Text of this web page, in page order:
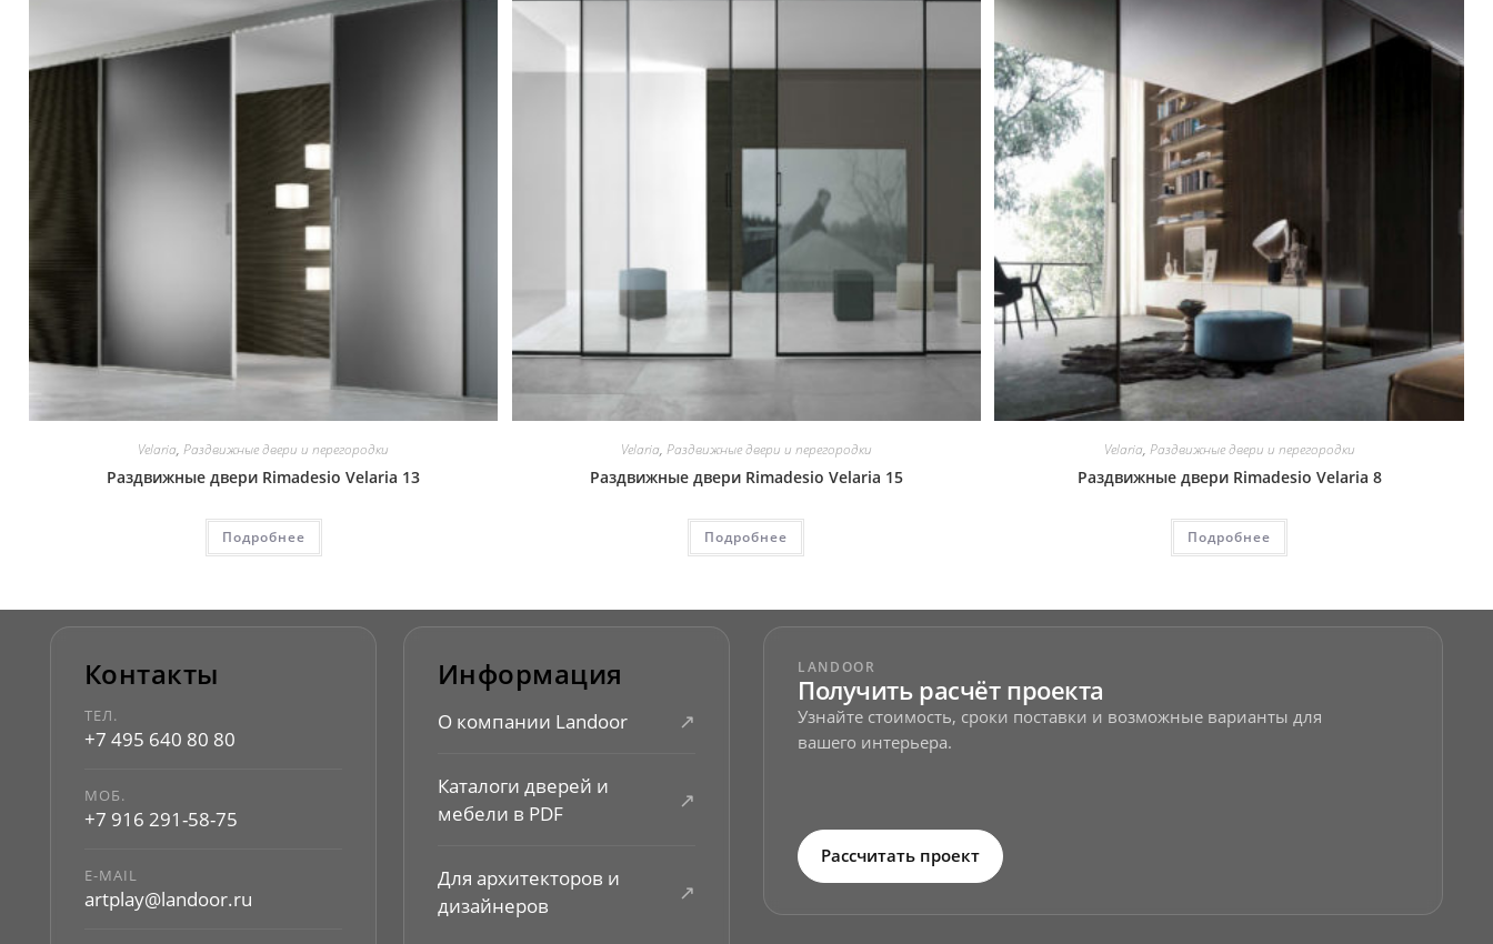
Velaria,Раздвижные двери и перегородки
Раздвижные двери Rimadesio Velaria 13
Подробнее
Velaria, Раздвижные двери и перегородки
Раздвижные двери Rimadesio Velaria 15
Подробнее
Velaria, Раздвижные двери и перегородки
Раздвижные двери Rimadesio Velaria 8
Подробнее
Контакты
ТЕЛ.
+7 495 640 80 80
МОБ.
+7 916 291-58-75
E-MAIL
artplay@landoor.ru
Информация
О компании Landoor ↗
Каталоги дверей и
мебели в PDF
↗
Для архитекторов и
дизайнеров
↗
LANDOOR
Получить расчёт проекта
Узнайте стоимость, сроки поставки и возможные варианты для
вашего интерьера.
Рассчитать проект